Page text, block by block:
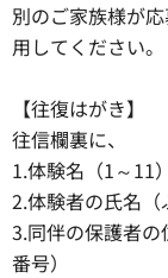
別のご家族様が
用してください。
【往復はがき】
往信欄裏に、
1.体験名（1～11
2.体験者の氏名（
3.同伴の保護者
番号）